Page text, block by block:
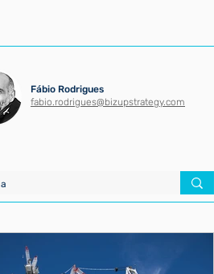
Fábio Rodrigues
fabio.rodrigues@bizupstrategy.com